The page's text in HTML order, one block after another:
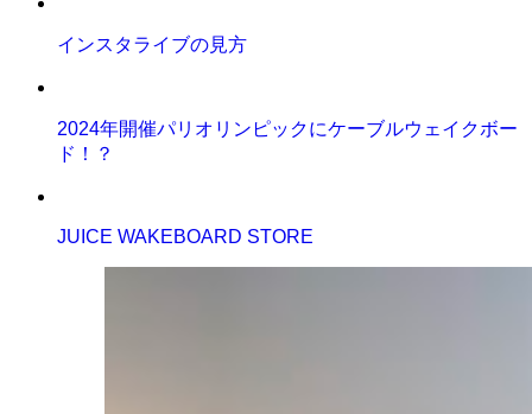
インスタライブの見方
2024年開催パリオリンピックにケーブルウェイクボー
ド！？
JUICE WAKEBOARD STORE